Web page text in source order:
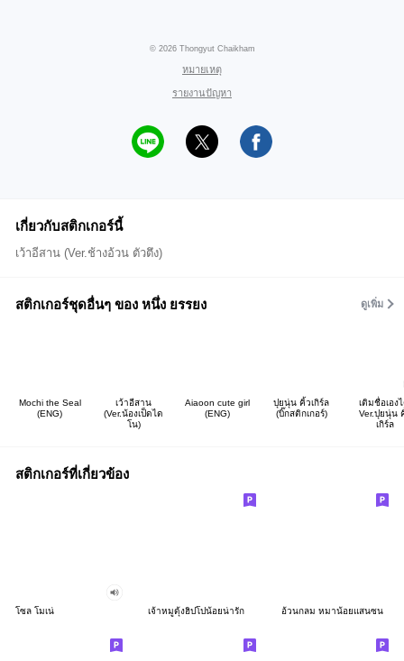
© 2026 Thongyut Chaikham
หมายเหตุ
รายงานปัญหา
เกี่ยวกับสติกเกอร์นี้
เว้าอีสาน (Ver.ช้างอ้วน ตัวตึง)
สติกเกอร์ชุดอื่นๆ ของ หนึ่ง ยรรยง ดูเพิ่ม
Mochi the Seal
(ENG)
เว้าอีสาน
(Ver.น้องเป็ดได
โน)
Aiaoon cute girl
(ENG)
ปุยนุ่น คิ้วเกิร์ล
(บิ๊กสติกเกอร์)
เติมชื่อเอง
Ver.ปุยนุ่น
เกิร์ล
สติกเกอร์ที่เกี่ยวข้อง
โซล โมเน่ เจ้าหมูดุ้งฮิปโปน้อยน่ารัก อ้วนกลม หมาน้อยแสนซน